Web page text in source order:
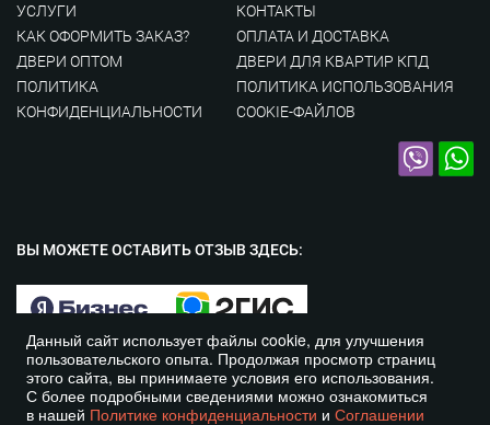
УСЛУГИ
КОНТАКТЫ
КАК ОФОРМИТЬ ЗАКАЗ?
ОПЛАТА И ДОСТАВКА
ДВЕРИ ОПТОМ
ДВЕРИ ДЛЯ КВАРТИР КПД
ПОЛИТИКА
КОНФИДЕНЦИАЛЬНОСТИ
ПОЛИТИКА ИСПОЛЬЗОВАНИЯ
COOKIE-ФАЙЛОВ
ВЫ МОЖЕТЕ ОСТАВИТЬОТЗЫВ ЗДЕСЬ:
© Курская Дверная Компания 2016-2026 год. Все права
Данный сайт использует файлы cookie, для улучшения
пользовательского опыта. Продолжая просмотр страниц
этого сайта, вы принимаете условия его использования.
С более подробными сведениями можно ознакомиться
в нашей Политике конфиденциальности и Соглашении